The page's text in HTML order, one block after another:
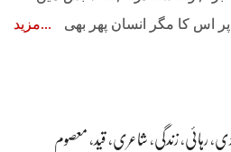
اس کا مگر انسان پھر بھی
مزید
، رہائی،زندگی، شاعری، قید ، معصوم